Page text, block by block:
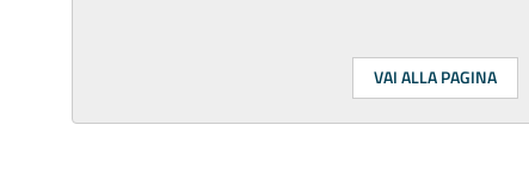
VAI ALLA PAGINA